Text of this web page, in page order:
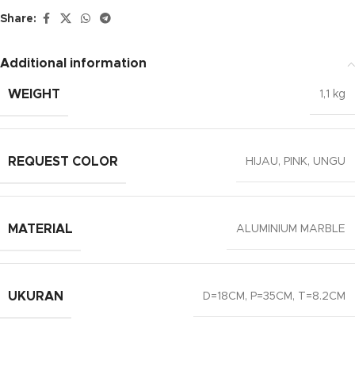
Share:
Additional information
WEIGHT 1,1 kg
REQUEST COLOR HIJAU, PINK, UNGU
MATERIAL ALUMINIUM MARBLE
UKURAN D=18CM, P=35CM, T=8.2CM